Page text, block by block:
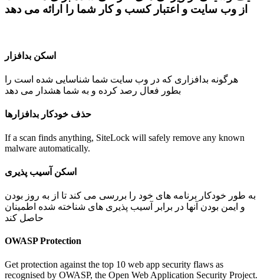
از وب سایت و اعتبار کسب و کار شما را ارائه می دهد
اسکن بدافزار
هرگونه بدافزاری که در وب سایت شما شناسایی شده است را
بطور فعال رصد کرده و به شما هشدار می دهد
حذف خودکار بدافزارها
If a scan finds anything, SiteLock will safely remove any known
malware automatically.
اسکن آسیب پذیری
به طور خودکار برنامه های خود را بررسی می کند تا از به روز بودن
و ایمن بودن آنها در برابر آسیب پذیری های شناخته شده اطمینان
حاصل کند
OWASP Protection
Get protection against the top 10 web app security flaws as
recognised by OWASP, the Open Web Application Security Project.